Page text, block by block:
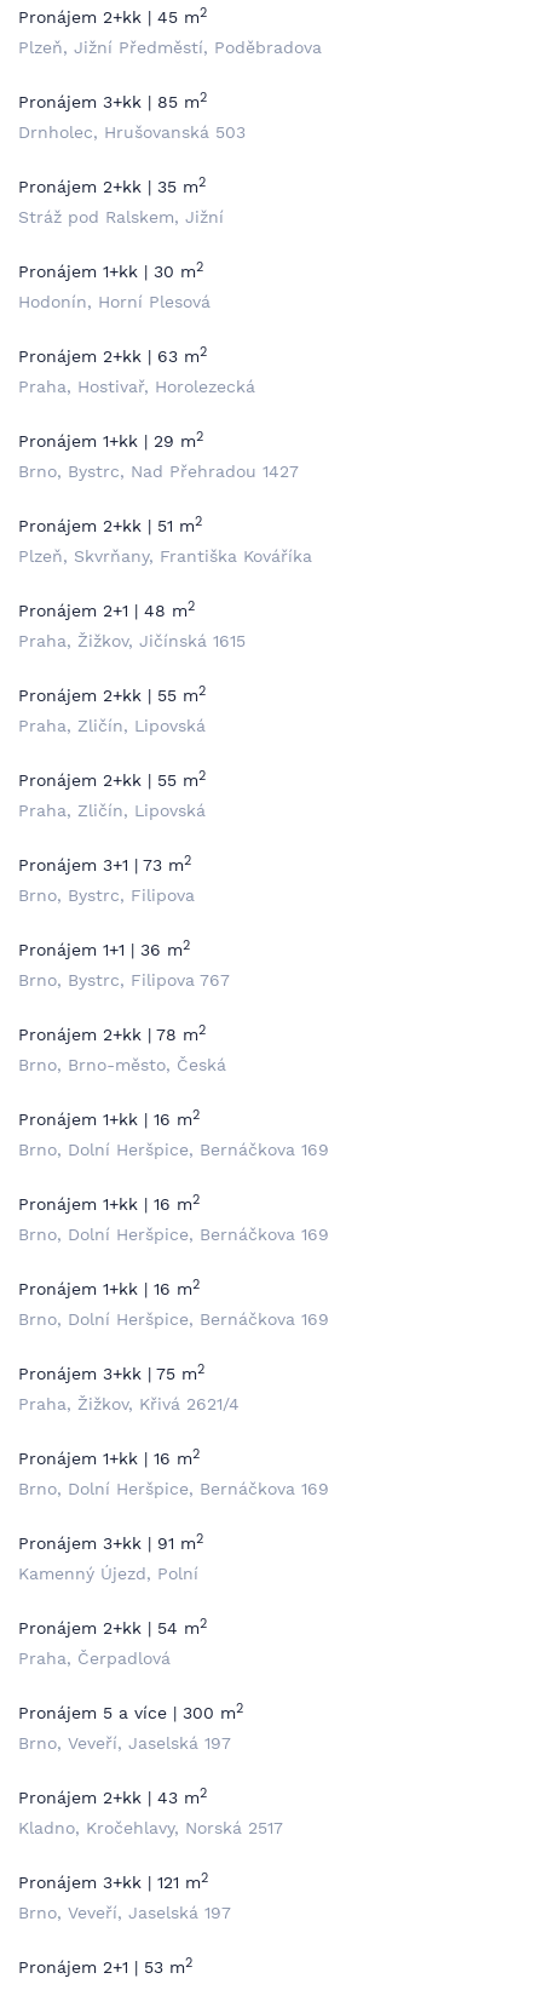
Pronájem 2+kk | 45 m2
Plzeň, Jižní Předměstí, Poděbradova
Pronájem 3+kk | 85 m2
Drnholec, Hrušovanská 503
Pronájem 2+kk | 35 m2
Stráž pod Ralskem, Jižní
Pronájem 1+kk | 30 m2
Hodonín, Horní Plesová
Pronájem 2+kk | 63 m2
Praha, Hostivař, Horolezecká
Pronájem 1+kk | 29 m2
Brno, Bystrc, Nad Přehradou 1427
Pronájem 2+kk | 51 m2
Plzeň, Skvrňany, Františka Kováříka
Pronájem 2+1 | 48 m2
Praha, Žižkov, Jičínská 1615
Pronájem 2+kk | 55 m2
Praha, Zličín, Lipovská
Pronájem 2+kk | 55 m2
Praha, Zličín, Lipovská
Pronájem 3+1 | 73 m2
Brno, Bystrc, Filipova
Pronájem 1+1 | 36 m2
Brno, Bystrc, Filipova 767
Pronájem 2+kk | 78 m2
Brno, Brno-město, Česká
Pronájem 1+kk | 16 m2
Brno, Dolní Heršpice, Bernáčkova 169
Pronájem 1+kk | 16 m2
Brno, Dolní Heršpice, Bernáčkova 169
Pronájem 1+kk | 16 m2
Brno, Dolní Heršpice, Bernáčkova 169
Pronájem 3+kk | 75 m2
Praha, Žižkov, Křivá 2621/4
Pronájem 1+kk | 16 m2
Brno, Dolní Heršpice, Bernáčkova 169
Pronájem 3+kk | 91 m2
Kamenný Újezd, Polní
Pronájem 2+kk | 54 m2
Praha, Čerpadlová
Pronájem 5 a více | 300 m2
Brno, Veveří, Jaselská 197
Pronájem 2+kk | 43 m2
Kladno, Kročehlavy, Norská 2517
Pronájem 3+kk | 121 m2
Brno, Veveří, Jaselská 197
Pronájem 2+1 | 53 m2